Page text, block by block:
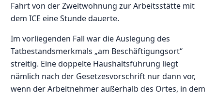
Fahrt von der Zweitwohnung zur Arbeitsstätte mit
dem ICE eine Stunde dauerte.
Im vorliegenden Fall war die Auslegung des
Tatbestandsmerkmals „am Beschäftigungsort“
streitig. Eine doppelte Haushaltsführung liegt
nämlich nach der Gesetzesvorschrift nur dann vor,
wenn der Arbeitnehmer außerhalb des Ortes, in dem